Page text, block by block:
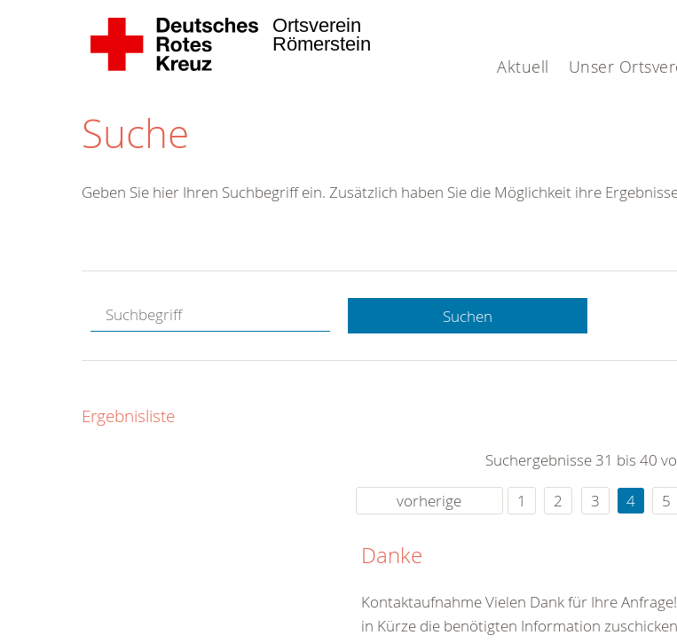
Aktuell Unser
Ortsverein
Römerstein
Suche
Hotline.
gerne.
rund um die Uhr
Geben Sie hier Ihren Suchbegriff ein. Zusätzlich haben Sie die Möglichkeit ihre
Suchen
Ergebnisliste
Suchergebnisse 31 bis 40
vorherige
1 2 3 4 5
Danke
Kontaktaufnahme Vielen Dank für Ihre
in Kürze die benötigten Information